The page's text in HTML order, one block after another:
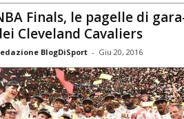
Finals, le pagelle di
Cleveland Cavaliers
BlogDiSport - Giu 20, 2016